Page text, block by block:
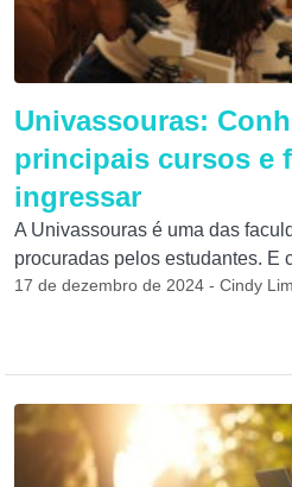
Univassouras:
principais cursos e
ingressar
A Univassouras é uma das
procuradas pelos estudantes. E
17 de dezembro de 2024 - Cindy